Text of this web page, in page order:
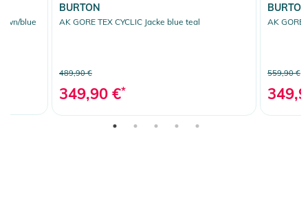
blue
BURTON
AK GORE TEX CYCLIC Jacke blue teal
489,90 €
349,90 €*
BURTON
AK GORE
559,90 €